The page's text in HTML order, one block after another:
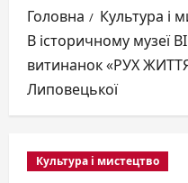
Головна
Культура і
В історичному музеї
витинанок «РУХ
Липовецької
Культура і мистецтво